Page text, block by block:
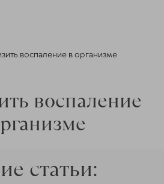
воспаление в организме
воспаление
статьи: